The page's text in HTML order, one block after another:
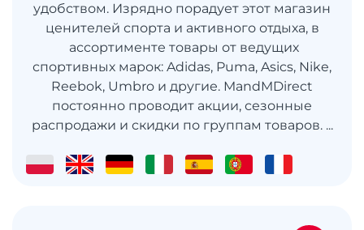
удобством. Изрядно порадует этот магазин
ценителей спорта и активного отдыха, в
ассортименте товары от ведущих
спортивных марок: Adidas, Puma, Asics, Nike,
Reebok, Umbro и другие. MandMDirect
постоянно проводит акции, сезонные
распродажи и скидки по группам товаров. ...